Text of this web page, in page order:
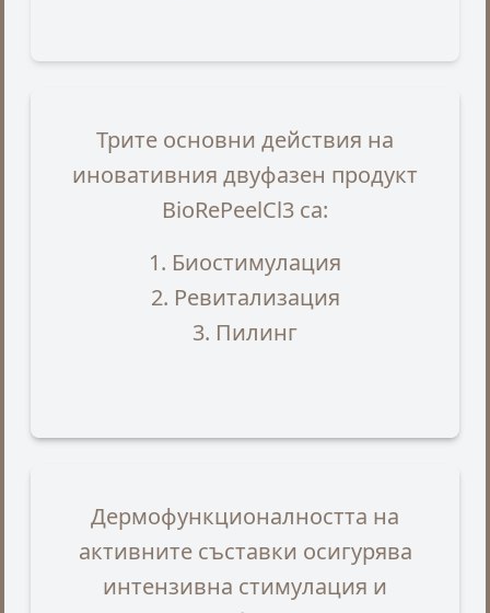
Трите основни действия на
иновативния двуфазен продукт
BioRePeelCl3 са:
1. Биостимулация
2. Ревитализация
3. Пилинг
Дермофункционалността на
активните съставки осигурява
интензивна стимулация и